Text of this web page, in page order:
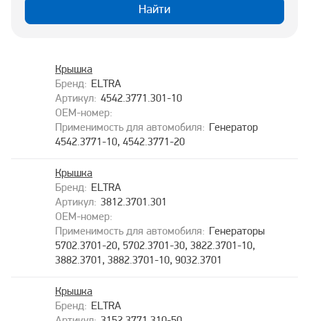
Найти
ELTRA
4542.3771.301-10
Крышка
Генератор
4542.3771-10, 4542.3771-20
ELTRA
3812.3701.301
Крышка
Генераторы
5702.3701-20, 5702.3701-30, 3822.3701-10,
3882.3701, 3882.3701-10, 9032.3701
ELTRA
Крышка